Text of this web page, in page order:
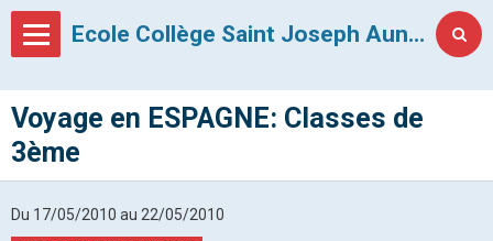
Ecole Collège Saint Joseph Auneau
Voyage en ESPAGNE: Classes de
3ème
Du 17/05/2010 au 22/05/2010